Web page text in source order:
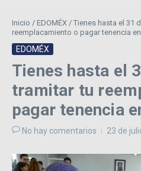
Inicio / EDOMÉX / Tienes hasta el 31
reemplacamiento o pagar tenencia
EDOMÉX
Tienes hasta el
tramitar tu
pagar tenencia
No hay comentarios 23 de